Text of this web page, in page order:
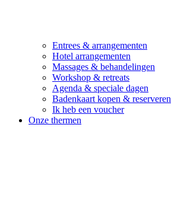
Entrees & arrangementen
Hotel arrangementen
Massages & behandelingen
Workshop & retreats
Agenda & speciale dagen
Badenkaart kopen & reserveren
Ik heb een voucher
Onze thermen